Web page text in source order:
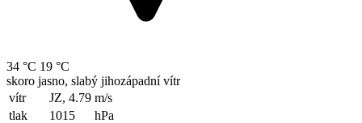
34 °C 19 °C
skoro jasno, slabý jihozápadní vítr
vítr
JZ, 4.79 m/s
tlak
1015
hPa